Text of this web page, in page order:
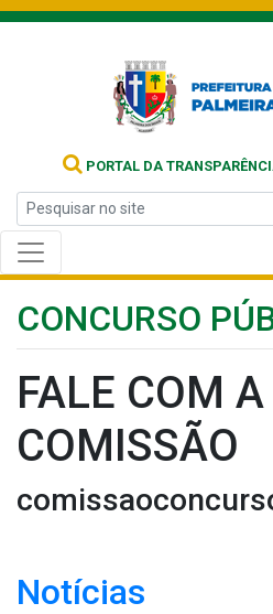
PORTAL DA
CONCURSO
FALE COM A
COMISSÃO
Notícias